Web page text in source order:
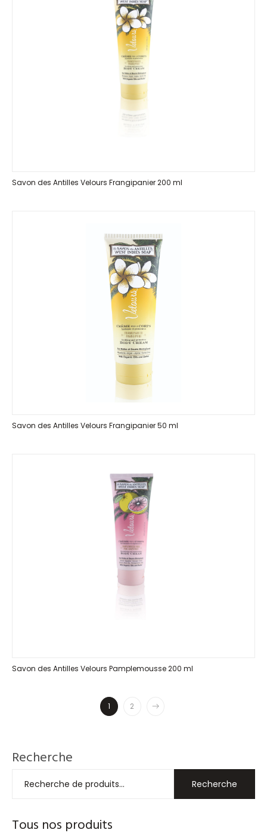
Recherche
Recherche
Tous nos produits
Savon des Antilles Velours Frangipanier 200 ml
Savon des Antilles Velours Frangipanier 50 ml
Savon des Antilles Velours Pamplemousse 200 ml
1 2